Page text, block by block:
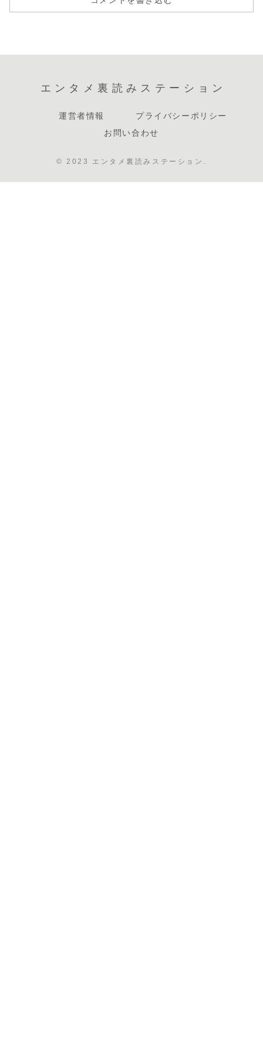
エンタメ裏読みステーション
運営者情報
プライバシーポリシー
お問い合わせ
© 2023 エンタメ裏読みステーション.